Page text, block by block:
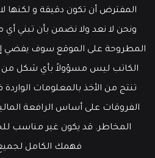
المفترض أن تكون دقيقة و لكنها
ونحن لا نعد ولا نضمن بأن تبني أي
المطروحة على الموقع سوف يفضي إلى
الكاتب ليس مسؤولاً بأي شكل من
تنتج من الأخذ بالمعلومات
الفروقات على أساس الرافعة
المخاطر. قد يكون غير مناسب
فهمك الكامل لجميع